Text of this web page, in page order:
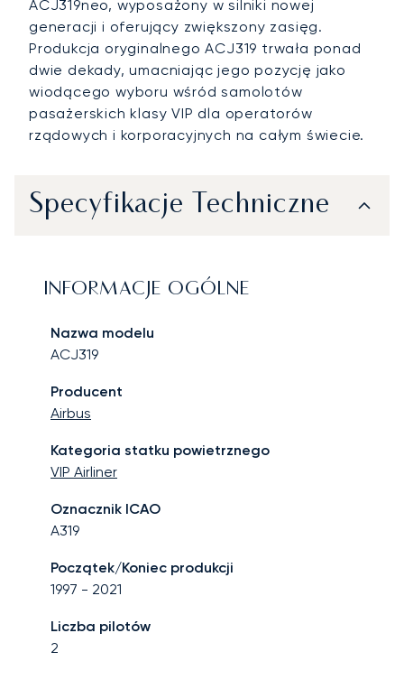
ACJ319neo, wyposażony w silniki nowej
generacji i oferujący zwiększony zasięg.
Produkcja oryginalnego ACJ319 trwała ponad
dwie dekady, umacniając jego pozycję jako
wiodącego wyboru wśród samolotów
pasażerskich klasy VIP dla operatorów
rządowych i korporacyjnych na całym świecie.
Specyfikacje Techniczne
INFORMACJE OGÓLNE
Nazwa modelu
ACJ319
Producent
Airbus
Kategoria statku powietrznego
VIP Airliner
Oznacznik ICAO
A319
Początek/Koniec produkcji
1997 - 2021
Liczba pilotów
2